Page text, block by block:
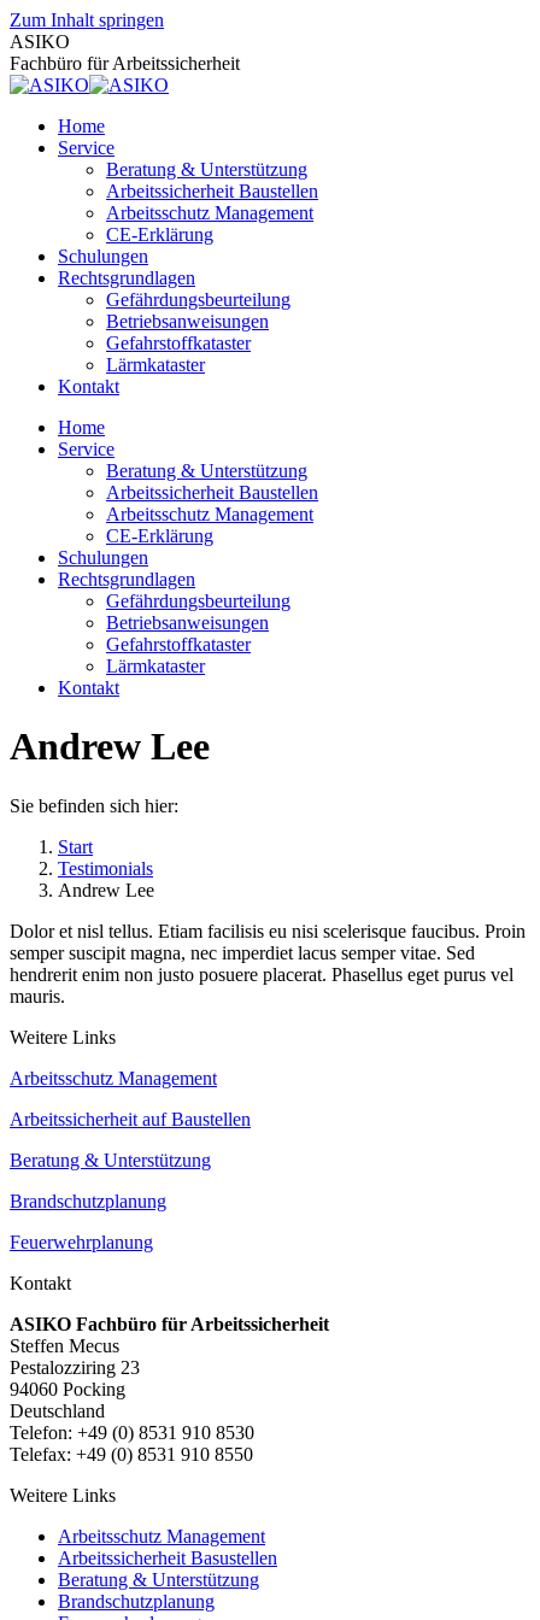
Zum Inhalt springen
ASIKO
Fachbüro für Arbeitssicherheit
Home
Service
Beratung & Unterstützung
Arbeitssicherheit Baustellen
Arbeitsschutz Management
CE-Erklärung
Schulungen
Rechtsgrundlagen
Gefährdungsbeurteilung
Betriebsanweisungen
Gefahrstoffkataster
Lärmkataster
Kontakt
Home
Service
Beratung & Unterstützung
Arbeitssicherheit Baustellen
Arbeitsschutz Management
CE-Erklärung
Schulungen
Rechtsgrundlagen
Gefährdungsbeurteilung
Betriebsanweisungen
Gefahrstoffkataster
Lärmkataster
Kontakt
Andrew Lee
Sie befinden sich hier:
Start
Testimonials
Andrew Lee
Dolor et nisl tellus. Etiam facilisis eu nisi scelerisque faucibus. Proin
semper suscipit magna, nec imperdiet lacus semper vitae. Sed
hendrerit enim non justo posuere placerat. Phasellus eget purus vel
mauris.
Weitere Links
Arbeitsschutz Management
Arbeitssicherheit auf Baustellen
Beratung & Unterstützung
Brandschutzplanung
Feuerwehrplanung
Kontakt
ASIKO Fachbüro für Arbeitssicherheit
Steffen Mecus
Pestalozziring 23
94060 Pocking
Deutschland
Telefon: +49 (0) 8531 910 8530
Telefax: +49 (0) 8531 910 8550
Weitere Links
Arbeitsschutz Management
Arbeitssicherheit Basustellen
Beratung & Unterstützung
Brandschutzplanung